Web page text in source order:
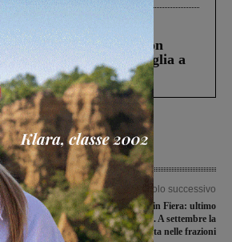
struttura di Castiglion
che aveva ucciso la figlia a
lavoro
Articolo successivo
Cavriglia in Fiera: ultimo
appuntamento estivo. A settembre la
rassegna si sposta nelle frazioni